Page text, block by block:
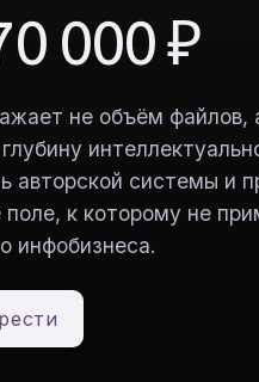
000 ₽
не объём файлов,
авторской системы и
поле, к которому не
инфобизнеса.